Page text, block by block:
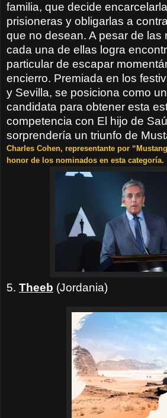
familia, que decide
prisioneras y obligarlas a
que no desean. A pesar de las
cada una de ellas logra
particular de escapar
encierro. Premiada en los
y Sevilla, se posiciona como
candidata para obtener esta
competencia con El hijo de
sorprendería un triunfo de
Charles Cohen, representante por
honor de los nominados en esta categoría.
5. Theeb (Jordania)